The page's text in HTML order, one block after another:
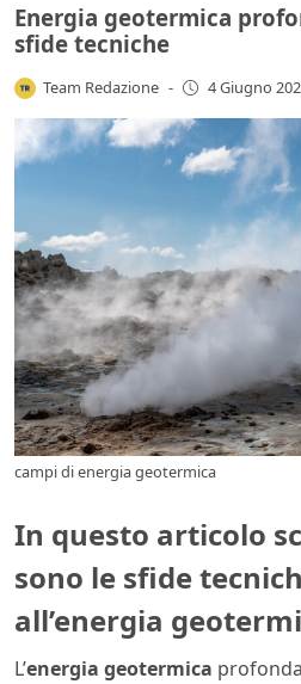
Energia geotermica
sfide tecniche
Team Redazione - 4 Giugno
campi di energia geotermica
In questo articolo
sono le sfide
all’energia
L’energia geotermica